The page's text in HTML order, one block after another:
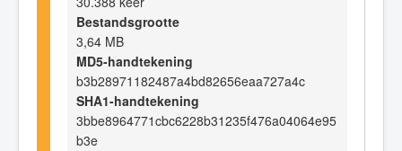
Bestandsgrootte
3,64 MB
MD5-handtekening
b3b28971182487a4bd82656eaa727a4c
SHA1-handtekening
3bbe8964771cbc6228b31235f476a04064e95
b3e